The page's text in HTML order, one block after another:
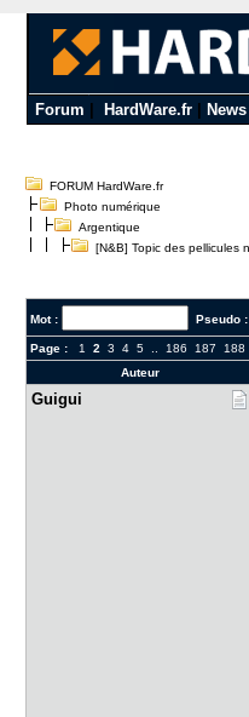
Forum HardWare.fr| News
FORUM HardWare.fr
Photo numérique
Argentique
[N&B] Topic des pellicules
Mot : Pseudo :
Page : 1 2 3 4 5 186 187 188
Auteur
Guigui